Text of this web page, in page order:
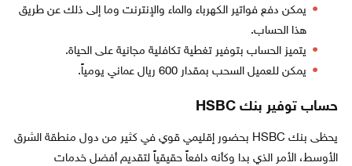
يمكن دفع فواتير الكهرباء والماء والإنترنت وما إلى ذلك عن طريق
هذا الحساب.
يتميز الحساب بتوفير تغطية تكافلية مجانية على الحياة.
يمكن للعميل السحب بمقدار 600 ريال عماني يومياً.
حساب توفير بنك HSBC
يحظى بنك HSBC بحضور إقليمي قوي في كثير من دول منطقة الشرق
الأوسط، الأمر الذي بدا وكأنه دافعاً حقيقياً لتقديم أفضل خدمات